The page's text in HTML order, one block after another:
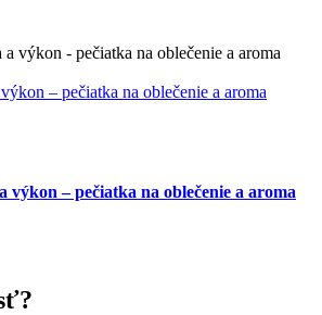
– pečiatka na oblečenie a aroma
výkon – pečiatka na oblečenie a aroma